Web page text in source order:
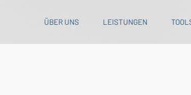
ÜBER UNS LEISTUNGEN